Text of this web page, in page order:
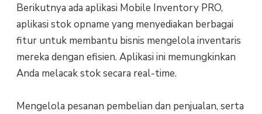
Berikutnya ada aplikasi Mobile Inventory PRO,
aplikasi stok opname yang menyediakan berbagai
fitur untuk membantu bisnis mengelola inventaris
mereka dengan efisien. Aplikasi ini memungkinkan
Anda melacak stok secara real-time.
Mengelola pesanan pembelian dan penjualan, serta